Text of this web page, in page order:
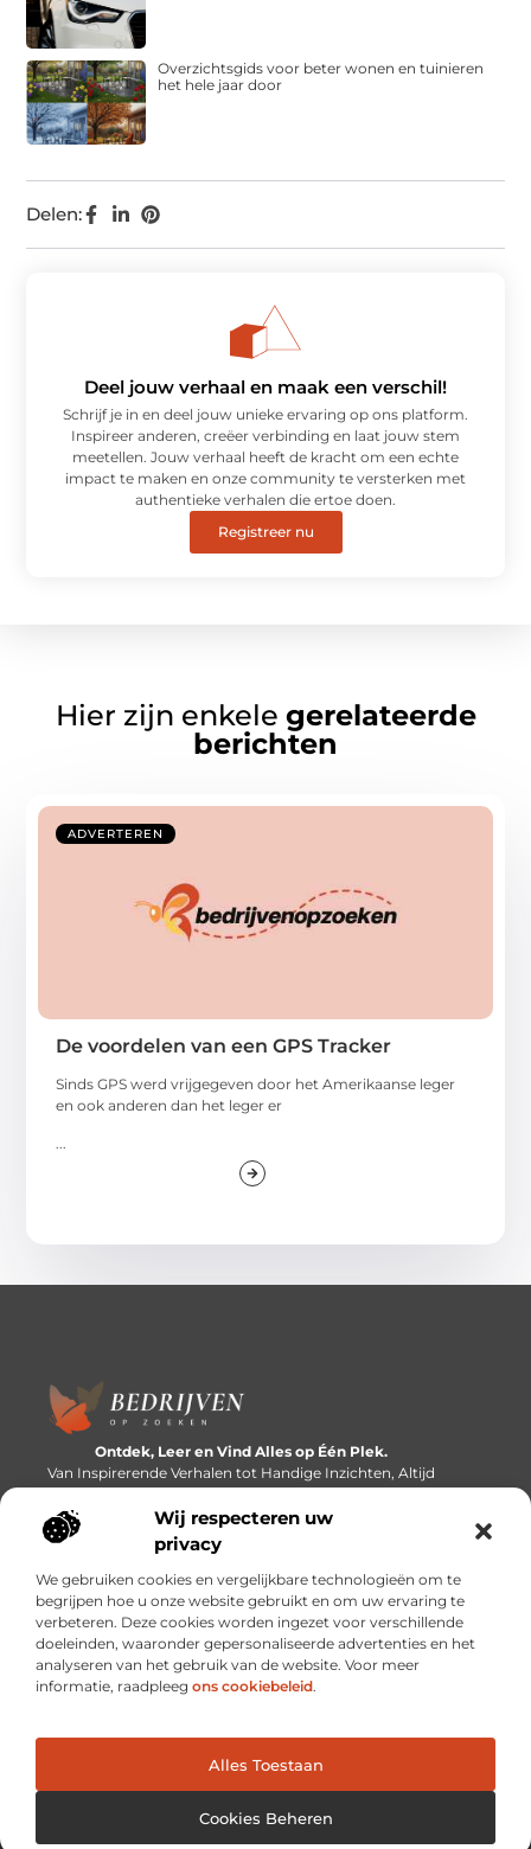
Wij respecteren uw
privacy
We gebruiken cookies en vergelijkbare technologieën om te
begrijpen hoe u onze website gebruikt en om uw ervaring te
verbeteren. Deze cookies worden ingezet voor verschillende
doeleinden, waaronder gepersonaliseerde advertenties en het
analyseren van het gebruik van de website. Voor meer
informatie, raadpleeg ons cookiebeleid.
Alles Toestaan
Cookies Beheren
Delen:
Overzichtsgids voor beter wonen en tuinieren
het hele jaar door
Deel jouw verhaal en maak een verschil!
Schrijf je in en deel jouw unieke ervaring op ons platform.
Inspireer anderen, creëer verbinding en laat jouw stem
meetellen. Jouw verhaal heeft de kracht om een echte
impact te maken en onze community te versterken met
authentieke verhalen die ertoe doen.
Registreer nu
Hier zijn enkele gerelateerde
berichten
ADVERTEREN
De voordelen van een GPS Tracker
Sinds GPS werd vrijgegeven door het Amerikaanse leger
en ook anderen dan het leger er
...
Ontdek, Leer en Vind Alles op Één Plek.
Van Inspirerende Verhalen tot Handige Inzichten, Altijd
Binnen Handbereik.
Bericht categorie
Onze informatie
@2025 www.bedrijvenopzoeken.nl. All Right Reserved.